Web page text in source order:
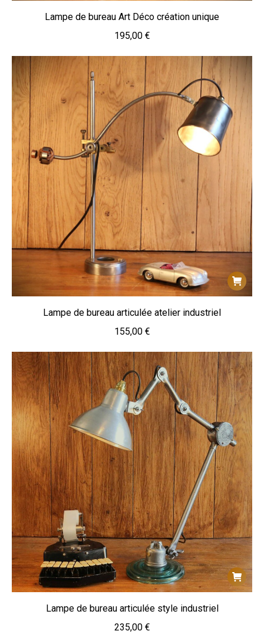
Lampe de bureau Art Déco création unique
195,00 €
Lampe de bureau articulée atelier industriel
155,00 €
Lampe de bureau articulée style industriel
235,00 €